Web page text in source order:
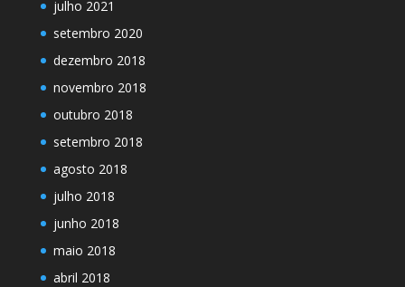
julho 2021
setembro 2020
dezembro 2018
novembro 2018
outubro 2018
setembro 2018
agosto 2018
julho 2018
junho 2018
maio 2018
abril 2018